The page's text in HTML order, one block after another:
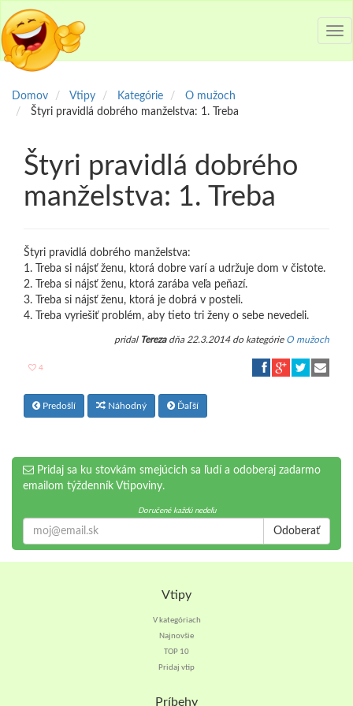
Domov Vtipy Kategórie
O mužoch
Štyri pravidlá dobrého manželstva: 1. Treba
Štyri pravidlá dobrého
manželstva: 1. Treba
Štyri pravidlá dobrého manželstva:
1. Treba si nájsť ženu, ktorá dobre varí a udržuje dom v čistote.
2. Treba si nájsť ženu, ktorá zarába veľa peňazí.
3. Treba si nájsť ženu, ktorá je dobrá v posteli.
4. Treba vyriešiť problém, aby tieto tri ženy o sebe nevedeli.
pridal Terezadňa 22.3.2014 do kategórie O mužoch
4
Predošlí Náhodný Ďaľší
Pridaj sa ku stovkám smejúcich sa ľudí a odoberaj zadarmo
emailom týždenník Vtipoviny.
Doručené každú nedeľu
Odoberať
Vtipy
V kategóriach
Najnovšie
TOP 10
Pridaj vtip
Príbehy